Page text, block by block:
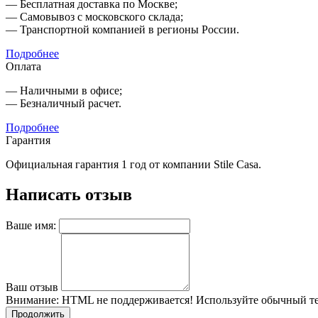
— Бесплатная доставка по Москве;
— Самовывоз с московского склада;
— Транспортной компанией в регионы России.
Подробнее
Оплата
— Наличными в офисе;
— Безналичный расчет.
Подробнее
Гарантия
Официальная гарантия 1 год от компании Stile Casa.
Написать отзыв
Ваше имя:
Ваш отзыв
Внимание: HTML не поддерживается! Используйте обычный
Продолжить